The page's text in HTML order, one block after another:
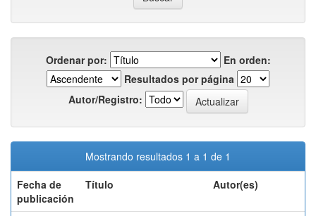
Ordenar por:
En orden:
Resultados por página
Autor/Registro:
Mostrando resultados 1 a 1 de 1
Fecha de
publicación
Título Autor(es)